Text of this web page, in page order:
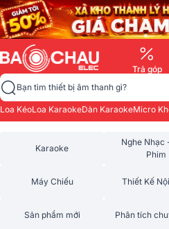
Trả góp
Bạn tìm thiết bị âm thanh gì?
Loa KéoLoa KaraokeDàn KaraokeMicro
Karaoke
Nghe Nhạc
Phim
Máy Chiếu Thiết Kế
Sản phẩm mới Phân tích